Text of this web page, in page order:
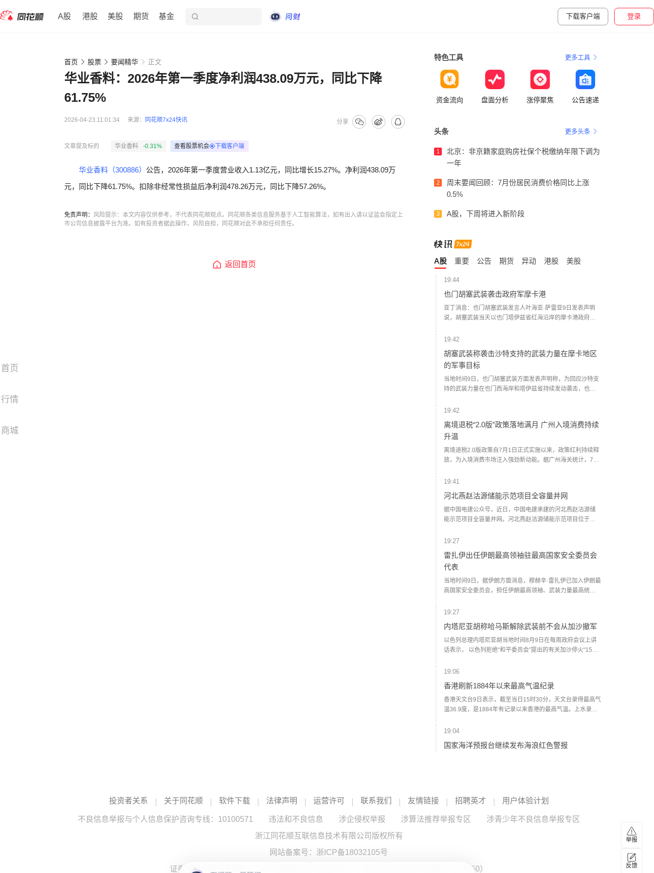
A股 港股 美股 期货 基金 下载客户端 登录
首页
行情
商城
首页 股票 要闻精华 正文
华业香料：2026年第一季度净利润438.09万元，同比下降
61.75%
2026-04-23 11:01:34 来源： 同花顺7x24快讯 分享
文章提及标的 华业香料 -0.31% 查看股票机会 下载客户端
华业香料（300886） 公告，2026年第一季度营业收入1.13亿元，同比增长15.27%。净利润438.09万
元，同比下降61.75%。扣除非经常性损益后净利润478.26万元，同比下降57.26%。
免责声明： 风险提示：本文内容仅供参考，不代表同花顺观点。同花顺各类信息服务基于人工智能算法，如有出入请以证监会指定上
市公司信息披露平台为准。如有投资者据此操作，风险自担，同花顺对此不承担任何责任。
返回首页
特色工具 更多工具
资金流向 盘面分析 涨停聚焦 公告速递
头条 更多头条
1
北京：非京籍家庭购房社保个税缴纳年限下调为
一年
2
周末要闻回顾：7月份居民消费价格同比上涨
0.5%
3 A股，下周将进入新阶段
A股 重要 公告 期货 异动 港股 美股
19:44
也门胡塞武装袭击政府军摩卡港
亚丁消息：也门胡塞武装发言人叶海亚·萨雷亚9日发表声明
说，胡塞武装当天以也门塔伊兹省红海沿岸的摩卡港政府军
大规模攻击。 据也门政府媒体9日援引摩卡港负责人阿卜杜勒
空部队在摩卡上空拦截了胡塞武装的无人机。 社交媒体上流
传的视频画面显示，遭袭现场浓烟滚滚。 一名摩卡当地官员
告诉新华社记者，该港口遭到弹道导弹和无人机的猛烈攻
击，港口设施被严重破坏。一些港口工作人员被困，但尚未
19:42
胡塞武装称袭击沙特支持的武装力量在摩卡地区
的军事目标
当地时间9日，也门胡塞武装方面发表声明称，为回应沙特支
持的武装力量在也门西海岸和塔伊兹省持续发动袭击，也门
和武器库发动了一次“大规模、高强度”军事行动。声明称，此
装力量在摩卡地区的军事集结人员及武器仓库。声明称，袭
击“命中准确”，造成相关武器装备大范围损毁，并导致数十人
死伤，其中包括沙特人员。声明还称，也门胡塞武装将继续
监视和跟踪沙特支持的武装力量的军事调动和人员集结，并
19:42
离境退税“2.0版”政策落地满月 广州入境消费持续
升温
离境退税2.0版政策自7月1日正式实施以来，政策红利持续释
放，为入境消费市场注入强劲新动能。据广州海关统计，7月
请单约1.9万份，申请单金额约1亿元，同比分别增长约5倍、
外旅客离境退税申请单超8.9万份，申请单金额超4.86亿元，
同比分别增长7.5倍、1.4倍。(人民财讯)
19:41
河北燕赵沽源储能示范项目全容量并网
据中国电建公众号，近日，中国电建承建的河北燕赵沽源储
能示范项目全容量并网。河北燕赵沽源储能示范项目位于张
酸铁锂储能系统，共安装48组6.25兆瓦/12.5兆瓦时储能单
(人民财讯)
19:27
雷扎伊出任伊朗最高领袖驻最高国家安全委员会
代表
当地时间9日，据伊朗方面消息，穆赫辛·雷扎伊已加入伊朗最
高国家安全委员会，担任伊朗最高领袖、武装力量最高统帅
19:27
内塔尼亚胡称哈马斯解除武装前不会从加沙撤军
以色列总理内塔尼亚胡当地时间8月9日在每周政府会议上讲
话表示， 以色列拒绝“和平委员会”提出的有关加沙停火“15点
前，以军不会从加沙地带撤退，并强调在其任内绝不允许建
19:06
香港刷新1884年以来最高气温纪录
香港天文台9日表示，截至当日15时30分，天文台录得最高气
温36.9度，是1884年有记录以来香港的最高气温。上水录得
内录得的最高纪录。天文台表示，台风“白海豚”的外围下沉气
续极端酷热，部分地区气温达37度或以上。（央视新闻）
19:04
国家海洋预报台继续发布海浪红色警报
海浪预警级别为红色，上海、福建北部近岸海域将出现3到5
米的大浪到巨浪，该近岸海域海浪预警级别为橙色，江苏南
部近岸海域将出现3到4米的大浪到巨浪，福建南部近岸海域
伊朗最高领袖与总统会谈
据伊朗塔斯尼姆通讯社今天（8月9日）报道，伊朗总统佩泽
与使用管理等问题。双方还就伊朗与外国开展经济合作等议
伊朗陆军司令：将对任何敌对行动作出坚决回应
投资者关系 关于同花顺 软件下载 法律声明 运营许可 联系我们 友情链接 招聘英才 用户体验计划
不良信息举报与个人信息保护咨询专线：10100571 违法和不良信息 涉企侵权举报 涉算法推荐举报专区
涉青少年不良信息举报专区
浙江同花顺互联信息技术有限公司版权所有
网站备案号： 浙ICP备18032105号
证券投资咨询服务提供：浙江同花顺云软件有限公司 （中国证监会核发证书编号：ZX0050）
举报
反馈